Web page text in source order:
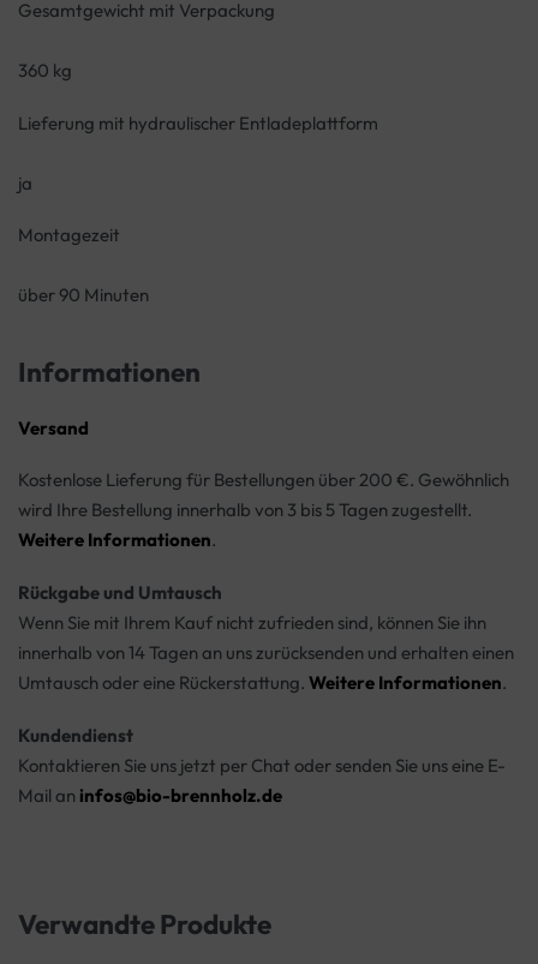
Gesamtgewicht mit Verpackung
360 kg
Lieferung mit hydraulischer Entladeplattform
ja
Montagezeit
über 90 Minuten
Informationen
Versand
Kostenlose Lieferung für Bestellungen über 200 €. Gewöhnlich
wird Ihre Bestellung innerhalb von 3 bis 5 Tagen zugestellt.
Weitere Informationen.
Rückgabe und Umtausch
Wenn Sie mit Ihrem Kauf nicht zufrieden sind, können Sie ihn
innerhalb von 14 Tagen an uns zurücksenden und erhalten einen
Umtausch oder eine Rückerstattung. Weitere Informationen.
Kundendienst
Kontaktieren Sie uns jetzt per Chat oder senden Sie uns eine E-
Mail an infos@bio-brennholz.de
Verwandte Produkte